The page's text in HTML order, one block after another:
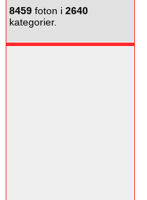
8459 foton i 2640
kategorier.